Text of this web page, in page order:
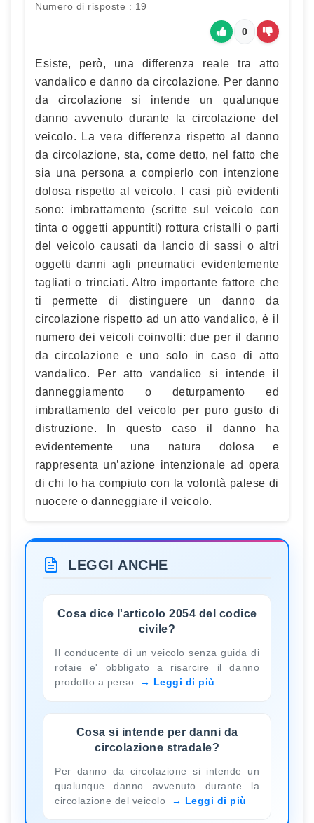
Numero di risposte : 19
0
Esiste, però, una differenza reale tra atto
vandalico e danno da circolazione. Per danno
da circolazione si intende un qualunque
danno avvenuto durante la circolazione del
veicolo. La vera differenza rispetto al danno
da circolazione, sta, come detto, nel fatto che
sia una persona a compierlo con intenzione
dolosa rispetto al veicolo. I casi più evidenti
sono: imbrattamento (scritte sul veicolo con
tinta o oggetti appuntiti) rottura cristalli o parti
del veicolo causati da lancio di sassi o altri
oggetti danni agli pneumatici evidentemente
tagliati o trinciati. Altro importante fattore che
ti permette di distinguere un danno da
circolazione rispetto ad un atto vandalico, è il
numero dei veicoli coinvolti: due per il danno
da circolazione e uno solo in caso di atto
vandalico. Per atto vandalico si intende il
danneggiamento o deturpamento ed
imbrattamento del veicolo per puro gusto di
distruzione. In questo caso il danno ha
evidentemente una natura dolosa e
rappresenta un’azione intenzionale ad opera
di chi lo ha compiuto con la volontà palese di
nuocere o danneggiare il veicolo.
LEGGI ANCHE
Cosa dice l'articolo 2054 del codice
civile?
Il conducente di un veicolo senza guida di
rotaie e' obbligato a risarcire il danno
prodotto a perso
Leggi di più
Cosa si intende per danni da
circolazione stradale?
Per danno da circolazione si intende un
qualunque danno avvenuto durante la
circolazione del veicolo
Leggi di più